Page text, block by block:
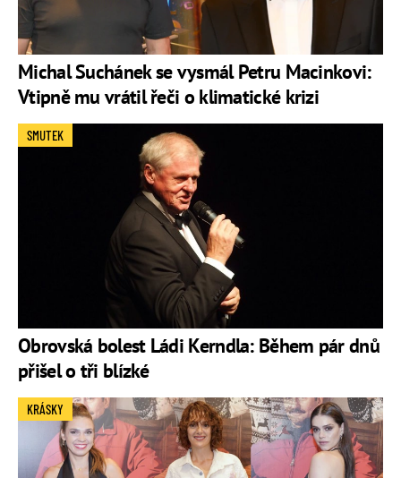
Michal Suchánek se vysmál Petru Macinkovi:
Vtipně mu vrátil řeči o klimatické krizi
Obrovská bolest Ládi Kerndla: Během pár dnů
přišel o tři blízké
SMUTEK
KRÁSKY